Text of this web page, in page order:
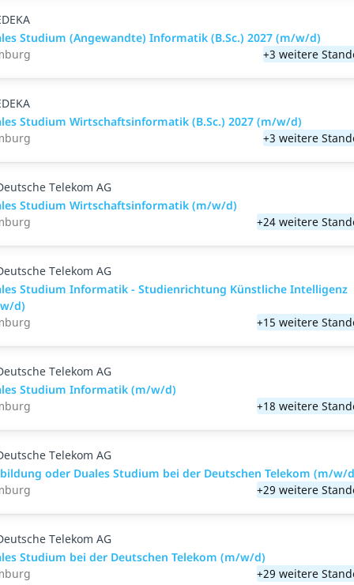
Studium (Angewandte) Informatik (B.Sc.) 2027 (m/w/d)
+3 weitere
Studium Wirtschaftsinformatik (B.Sc.) 2027 (m/w/d)
+3 weitere
Telekom AG
Studium Wirtschaftsinformatik (m/w/d)
+24 weitere
Telekom AG
Studium Informatik - Studienrichtung Künstliche Intelligenz
d)
+15 weitere
Telekom AG
Studium Informatik (m/w/d)
+18 weitere
Telekom AG
oder Duales Studium bei der Deutschen Telekom (m/w/
+29 weitere
Telekom AG
Studium bei der Deutschen Telekom (m/w/d)
+29 weitere